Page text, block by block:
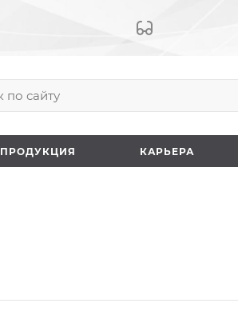
ПРОДУКЦИЯ КАРЬЕРА